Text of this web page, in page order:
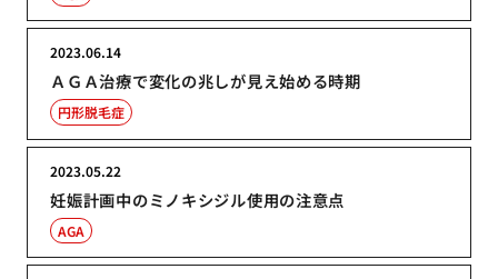
ＡＧＡ治療で変化の兆しが見え始める時期
2023.06.14
円形脱毛症
妊娠計画中のミノキシジル使用の注意点
2023.05.22
AGA